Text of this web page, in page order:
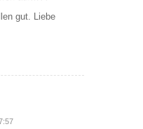
gut. Liebe